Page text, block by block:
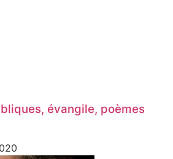
évangile, poèmes